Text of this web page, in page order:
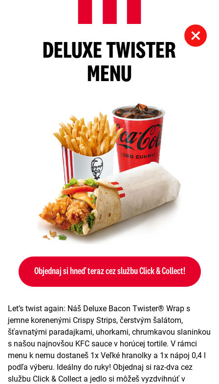
DELUXE TWISTER
MENU
Objednaj si hneď teraz cez službu Click & Collect!
Let’s twist again: Náš Deluxe Bacon Twister® Wrap s
jemne korenenými Crispy Strips, čerstvým šalátom,
šťavnatými paradajkami, uhorkami, chrumkavou slaninkou
s našou najnovšou KFC sauce v horúcej tortile. V rámci
menu k nemu dostaneš 1x Veľké hranolky a 1x nápoj 0,4 l
podľa výberu. Ideálny do ruky! Objednaj si raz-dva cez
službu Click & Collect a jedlo si môžeš vyzdvihnúť v